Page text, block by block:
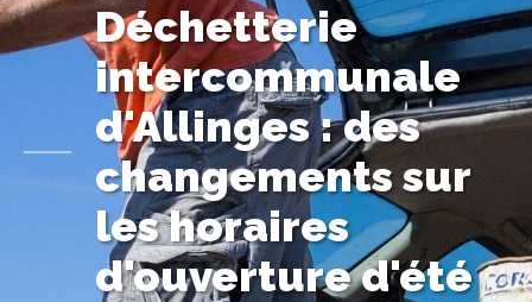
Déchetterie
intercommunale
d'Allinges : des
changements sur
les horaires
d'ouverture d'été